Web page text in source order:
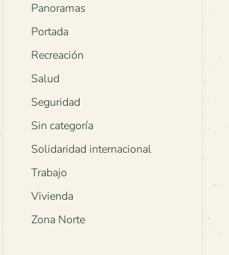
Panoramas
Portada
Recreación
Salud
Seguridad
Sin categoría
Solidaridad internacional
Trabajo
Vivienda
Zona Norte